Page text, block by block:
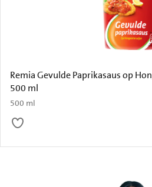
Remia Gevulde Paprikasaus op
500 ml
500 ml